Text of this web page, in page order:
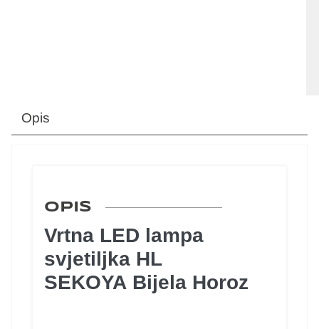
Opis
OPIS
Vrtna LED lampa
svjetiljka HL
SEKOYA Bijela Horoz